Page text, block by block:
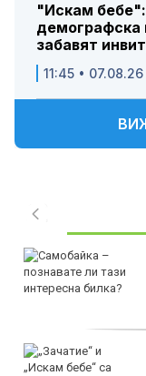
"Искам
демографска
забавят
11:45 • 07.08.26